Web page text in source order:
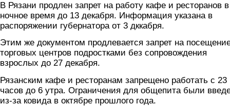
В Рязани продлен запрет на работу кафе и ресторанов в
ночное время до 13 декабря. Информация указана в
распоряжении губернатора от 3 дккабря.
Этим же документом продлевается запрет на
торговых центров подростками без сопровождения
взрослых до 27 декабря.
Рязанским кафе и ресторанам запрещено работать с 23
часов до 6 утра. Ограничения для общепита были
из-за ковида в октябре прошлого года.